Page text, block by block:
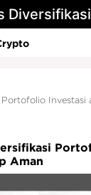
Portofolio Investasi
Aman